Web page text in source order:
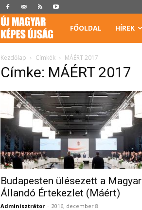
Képes
Újság
FŐOLDAL HÍREK
Kezdőlap Címkék MÁÉRT 2017
Címke: MÁÉRT 2017
Budapesten ülésezett a Magyar
Állandó Értekezlet (Máért)
Adminisztrátor - 2016, december 8.